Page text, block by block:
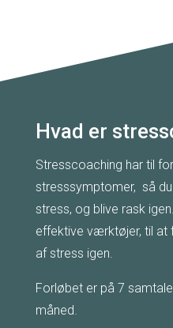
Hvad er
Stresscoaching har til
stresssymptomer, så
stress, og blive rask
effektive værktøjer, til at
af stress igen.
Forløbet er på 7
måned.